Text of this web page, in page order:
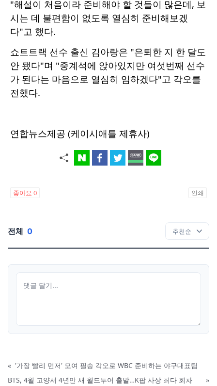
"해설이 처음이라 준비해야 할 것들이 많은데, 보
시는 데 불편함이 없도록 열심히 준비해보겠
다"고 했다.
쇼트트랙 선수 출신 김아랑은 "은퇴한 지 한 달도
안 됐다"며 "중계석에 앉아있지만 여섯번째 선수
가 된다는 마음으로 열심히 임하겠다"고 각오를
전했다.
연합뉴스제공 (케이시애틀 제휴사)
좋아요 0 인쇄
전체 0
« '가장 빨리 먼저' 모여 필승 각오로 WBC 준비하는 야구대표팀
BTS, 4월 고양서 4년만 새 월드투어 출발…K팝 사상 최다 회차
»